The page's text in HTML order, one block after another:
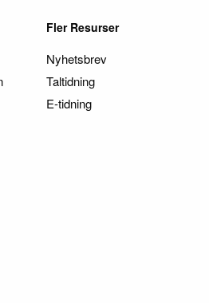
Fler Resurser
Nyhetsbrev
Taltidning
E-tidning